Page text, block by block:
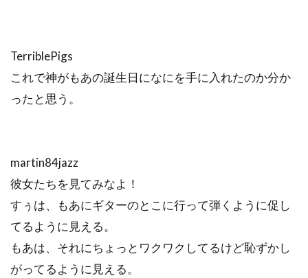
TerriblePigs
これで神がもあの誕生日になにを手に入れたのか分か
ったと思う。
martin84jazz
彼女たちを見てみなよ！
すぅは、もあにギターのとこに行って弾くように促し
てるように見える。
もあは、それにちょっとワクワクしてるけど恥ずかし
がってるように見える。